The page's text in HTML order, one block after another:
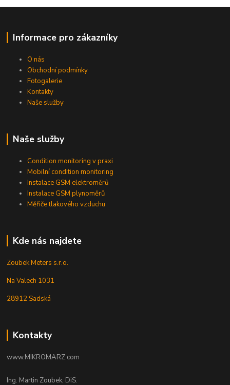
Informace pro zákazníky
O nás
Obchodní podmínky
Fotogalerie
Kontakty
Naše služby
Naše služby
Condition monitoring v praxi
Mobilní condition monitoring
Instalace GSM elektroměrů
Instalace GSM plynoměrů
Měřiče tlakového vzduchu
Kde nás najdete
Zoubek Meters s.r.o.
Na Valech 1031
28912 Sadská
Kontakty
www.MIKROMARZ.com
Ing. Martin Zoubek, DiS.